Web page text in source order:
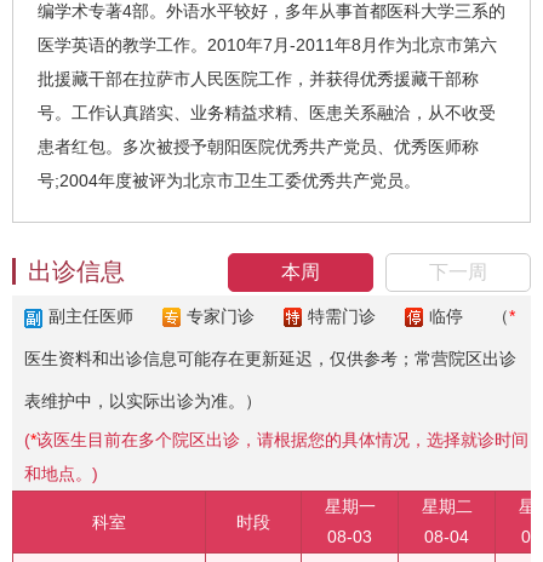
编学术专著4部。外语水平较好，多年从事首都医科大学三系的
医学英语的教学工作。2010年7月-2011年8月作为北京市第六
批援藏干部在拉萨市人民医院工作，并获得优秀援藏干部称
号。工作认真踏实、业务精益求精、医患关系融洽，从不收受
患者红包。多次被授予朝阳医院优秀共产党员、优秀医师称
号;2004年度被评为北京市卫生工委优秀共产党员。
本周 下一周
出诊信息
副主任医师 专家门诊 特需门诊 临停 （*
医生资料和出诊信息可能存在更新延迟，仅供参考；常营院区出诊
表维护中，以实际出诊为准。）
(*该医生目前在多个院区出诊，请根据您的具体情况，选择就诊时间
和地点。)
科室 时段
星期一
08-03
星期二
08-04
星